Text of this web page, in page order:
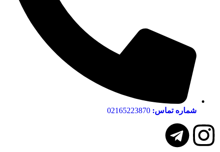
شماره تماس: 02165223870